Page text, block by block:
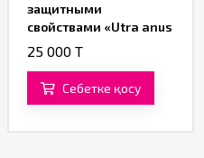
защитными
свойствами «Utra anus
protection» от «BIJOND»
25 000 T
Себетке қосу